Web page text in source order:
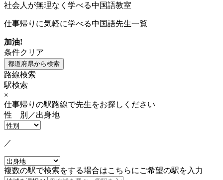
社会人が無理なく学べる中国語教室
仕事帰りに気軽に学べる中国語先生一覧
加油!
条件クリア
路線検索
駅検索
×
仕事帰りの駅路線で先生をお探しください
性 別／出身地
／
複数の駅で検索をする場合はこちらにご希望の駅を入力